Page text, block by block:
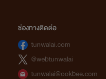
ช่องทางติดต่อ
tunwalai.com
@webtunwalai
tunwalai@ookbee.com